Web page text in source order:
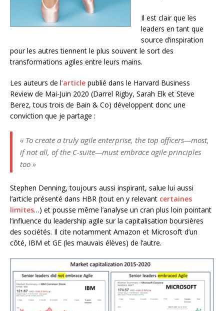
Il est clair que les
leaders en tant que
source d’inspiration
pour les autres tiennent le plus souvent le sort des
transformations agiles entre leurs mains.
Les auteurs de l‘article publié dans le Harvard Business
Review de Mai-Juin 2020 (Darrel Rigby, Sarah Elk et Steve
Berez, tous trois de Bain & Co) développent donc une
conviction que je partage :
« To create a truly agile enterprise, the top officers—most,
if not all, of the C-suite—must embrace agile principles
too »
Stephen Denning, toujours aussi inspirant, salue lui aussi
l’article présenté dans HBR (tout en y relevant certaines
limites…) et pousse même l’analyse un cran plus loin pointant
l’influence du leadership agile sur la capitalisation boursières
des sociétés. Il cite notamment Amazon et Microsoft d’un
côté, IBM et GE (les mauvais élèves) de l’autre.